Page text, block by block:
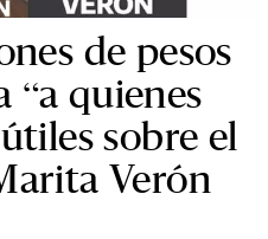
de pesos
“a quienes
sobre el
Verón